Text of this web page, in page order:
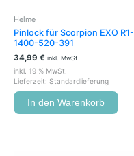
Helme
Pinlock für Scorpion EXO R1-
1400-520-391
34,99 € inkl. MwSt
inkl. 19 % MwSt.
Lieferzeit: Standardlieferung
In den Warenkorb